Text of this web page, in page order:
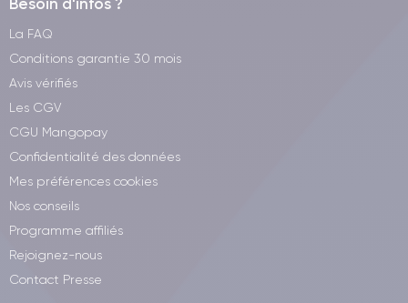
Besoin d'infos ?
La FAQ
Conditions garantie 30 mois
Avis vérifiés
Les CGV
CGU Mangopay
Confidentialité des données
Mes préférences cookies
Nos conseils
Programme affiliés
Rejoignez-nous
Contact Presse